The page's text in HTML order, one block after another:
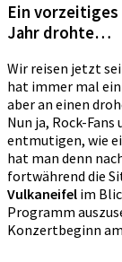
Ein vorzeitiges
Jahr drohte…
Wir reisen jetzt
hat immer mal
aber an einen
Nun ja, Rock-
entmutigen, wie
hat man denn
fortwährend die
Vulkaneifel im
Programm
Konzertbeginn